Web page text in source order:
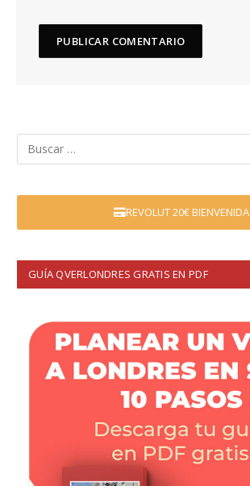
REVOLUT 20€ BIENVENIDA
GUÍA QVERLONDRES GRATIS EN PDF